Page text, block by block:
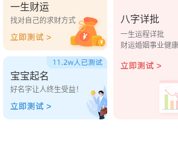
一生财运
找对自己的求财方式
宝宝起名
好名字让人终生受益！
八字详批
一生运程详批
财运婚姻事业健康